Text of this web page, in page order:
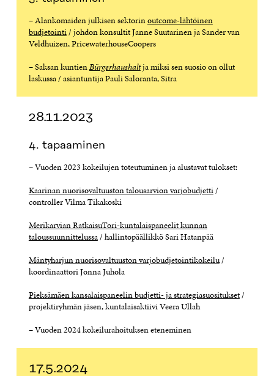
– Alankomaiden julkisen sektorinoutcome-lähtöinen
budjetointi/ johdon konsultit Janne Suutarinen ja Sander van
Veldhuizen, PricewaterhouseCoopers
– Saksan kuntienBürgerhaushaltja miksi sen suosio on ollut
laskussa / asiantuntija Pauli Saloranta, Sitra
28.11.2023
4. tapaaminen
– Vuoden 2023 kokeilujen toteutuminen ja alustavat tulokset:
Kaarinan nuorisovaltuuston talousarvion varjobudjetti/
controller Vilma Tikakoski
Merikarvian RatkaisuTori-kuntalaispaneelit kunnan
taloussuunnittelussa/ hallintopäällikkö Sari Hatanpää
Mäntyharjun nuorisovaltuuston varjobudjetointikokeilu/
koordinaattori Jonna Juhola
Pieksämäen kansalaispaneelin budjetti- ja strategiasuositukset/
projektiryhmän jäsen, kuntalaisaktiivi Veera Ullah
– Vuoden 2024 kokeilurahoituksen eteneminen
17.5.2024